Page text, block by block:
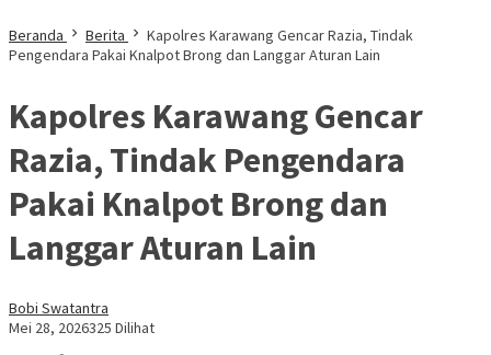
Beranda Berita
Kapolres Karawang Gencar Razia, Tindak
Pengendara Pakai Knalpot Brong dan Langgar Aturan Lain
Kapolres Karawang Gencar
Razia, Tindak Pengendara
Pakai Knalpot Brong dan
Langgar Aturan Lain
Bobi Swatantra
Mei 28, 2026325 Dilihat